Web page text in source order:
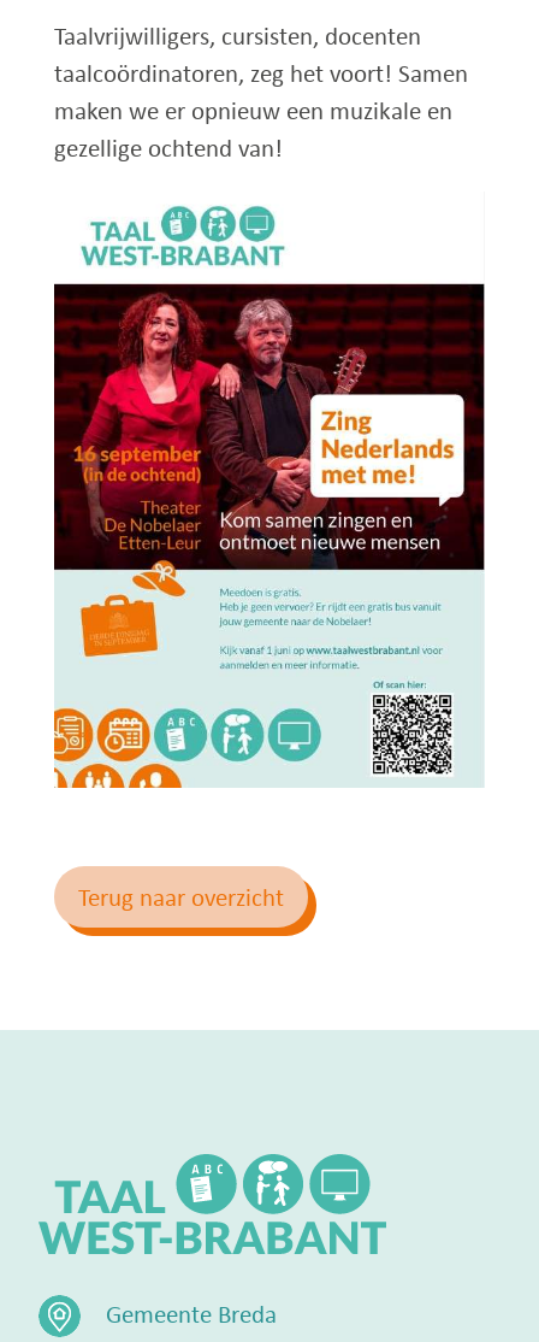
Taalvrijwilligers, cursisten, docenten
taalcoördinatoren, zeg het voort! Samen
maken we er opnieuw een muzikale en
gezellige ochtend van!
Terug naar overzicht
Gemeente Breda